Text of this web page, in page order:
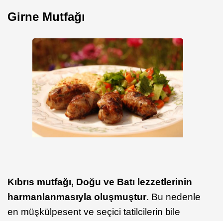
Girne Mutfağı
Kıbrıs mutfağı, Doğu ve Batı lezzetlerinin
harmanlanmasıyla oluşmuştur. Bu nedenle
en müşkülpesent ve seçici tatilcilerin bile